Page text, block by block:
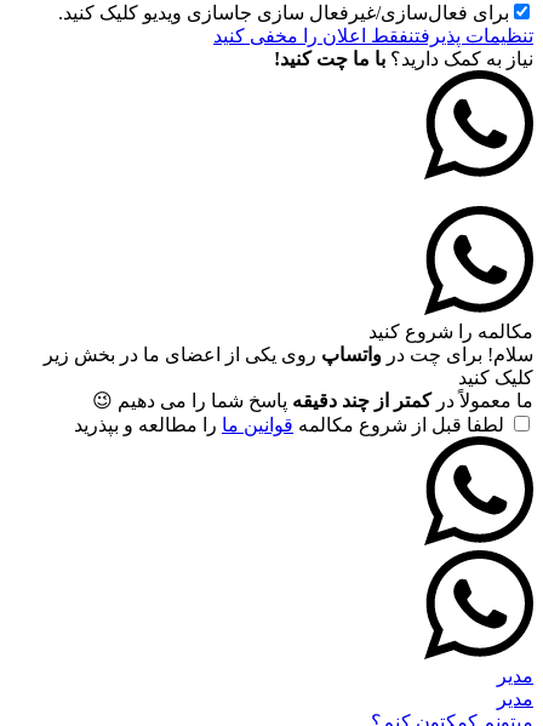
برای فعال‌سازی/غیرفعال سازی جاسازی ویدیو کلیک کنید.
تنظیمات پذیرفتنفقط اعلان را مخفی کنید
نیاز به کمک دارید؟ با ما چت کنید!
مکالمه را شروع کنید
سلام! برای چت در واتساپ روی یکی از اعضای ما در بخش زیر
کلیک کنید
ما معمولاً درکمتر از چند دقیقه پاسخ شما را می دهیم 😉
لطفا قبل از شروع مکالمه قوانین ما را مطالعه و بپذرید
مدیر
مدیر
میتونم کمکتون کنم؟